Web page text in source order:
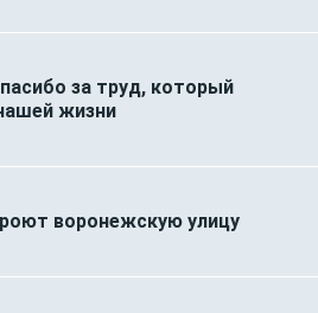
за труд, который
жизни
воронежскую улицу